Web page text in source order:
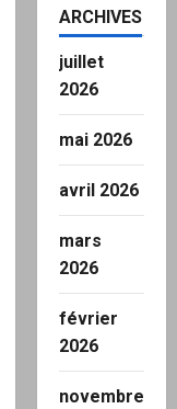
ARCHIVES
juillet
2026
mai 2026
avril 2026
mars
2026
février
2026
novembre